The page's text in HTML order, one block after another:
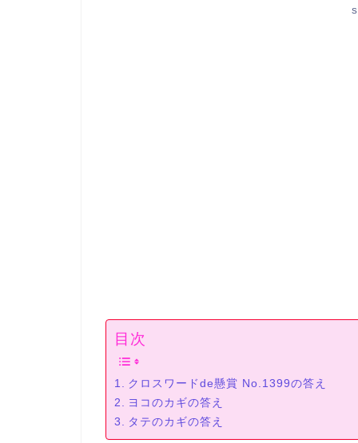
目次
クロスワードde懸賞 No.1399の答え
ヨコのカギの答え
タテのカギの答え